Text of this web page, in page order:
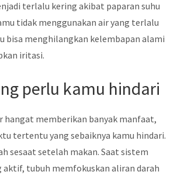
terlalu kering akibat paparan suhu
tidak menggunakan air yang terlalu
bisa menghilangkan kelembapan alami
iritasi.
perlu kamu hindari
hangat memberikan banyak manfaat,
tertentu yang sebaiknya kamu hindari.
sesaat setelah makan. Saat sistem
aktif, tubuh memfokuskan aliran darah